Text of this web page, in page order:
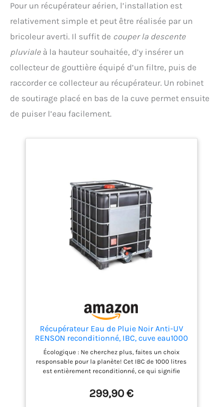
Pour un récupérateur aérien, l’installation est
relativement simple et peut être réalisée par un
bricoleur averti. Il suffit de couper la descente
pluviale à la hauteur souhaitée, d’y insérer un
collecteur de gouttière équipé d’un filtre, puis de
raccorder ce collecteur au récupérateur. Un robinet
de soutirage placé en bas de la cuve permet ensuite
de puiser l’eau facilement.
Récupérateur Eau de Pluie Noir Anti-UV
RENSON reconditionné, IBC, cuve eau1000
litres, réservoir Eau de Pluie, Citerne Eau
Écologique : Ne cherchez plus, faites un choix
responsable pour la planète! Cet IBC de 1000 litres
est entièrement reconditionné, ce qui signifie
ressources. Grâce à cette initiative, vous participez
à la réduction de la production de plastique et à la
299,90 €